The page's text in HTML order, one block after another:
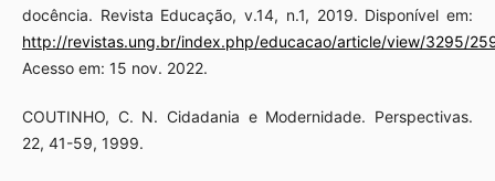
docência. Revista Educação, v.14, n.1, 2019. Disponível em:
http://revistas.ung.br/index.php/educacao/article/view/3295/
Acesso em: 15 nov. 2022.
COUTINHO, C. N. Cidadania e Modernidade. Perspectivas.
22, 41-59, 1999.